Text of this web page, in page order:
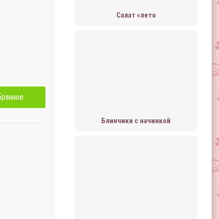
Салат «лето
Блинчики с начинкой